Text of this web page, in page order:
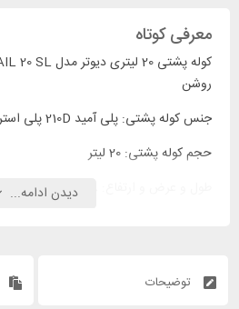
معرفی کوتاه
روشن
جنس کوله پشتی: پلی آمید 210D پلی استر 600D
حجم کوله پشتی: 20 لیتر
دیدن ادامه...
توضیحات